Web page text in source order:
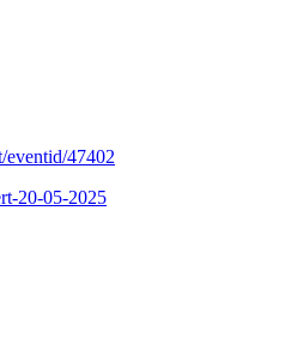
eventid/47402
20-05-2025